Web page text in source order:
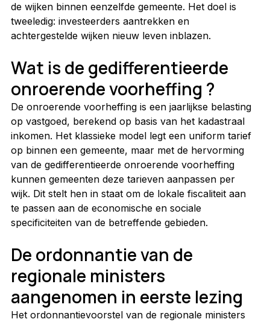
de wijken binnen eenzelfde gemeente. Het doel is
tweeledig: investeerders aantrekken en
achtergestelde wijken nieuw leven inblazen.
Wat is de gedifferentieerde
onroerende voorheffing ?
De onroerende voorheffing is een jaarlijkse belasting
op vastgoed, berekend op basis van het kadastraal
inkomen. Het klassieke model legt een uniform tarief
op binnen een gemeente, maar met de hervorming
van de gedifferentieerde onroerende voorheffing
kunnen gemeenten deze tarieven aanpassen per
wijk. Dit stelt hen in staat om de lokale fiscaliteit aan
te passen aan de economische en sociale
specificiteiten van de betreffende gebieden.
De ordonnantie van de
regionale ministers
aangenomen in eerste lezing
Het ordonnantievoorstel van de regionale ministers